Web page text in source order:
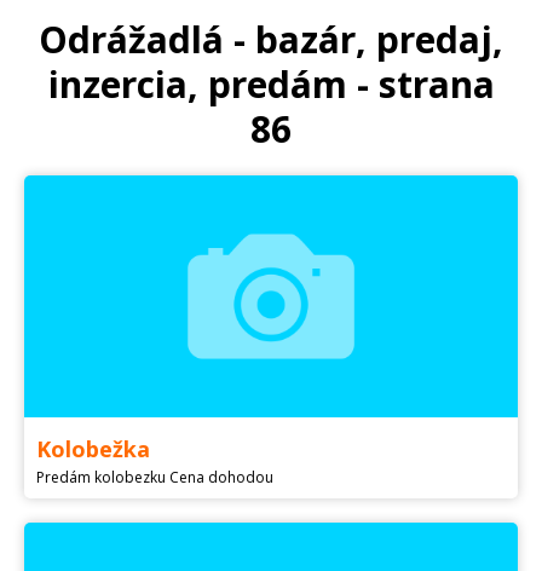
Odrážadlá - bazár, predaj,
inzercia, predám - strana
86
Kolobežka
Predám kolobezku Cena dohodou